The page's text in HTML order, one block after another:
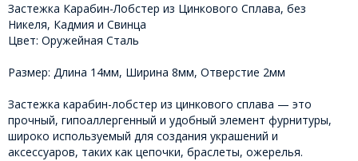
Застежка Карабин-Лобстер из Цинкового Сплава, без
Никеля, Кадмия и Свинца
Цвет: Оружейная Сталь
Размер: Длина 14мм, Ширина 8мм, Отверстие 2мм
Застежка карабин-лобстер из цинкового сплава — это
прочный, гипоаллергенный и удобный элемент фурнитуры,
широко используемый для создания украшений и
аксессуаров, таких как цепочки, браслеты, ожерелья.